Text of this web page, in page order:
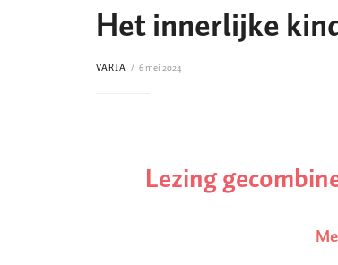
Het innerlijke
VARIA 6 mei 2024
Lezing